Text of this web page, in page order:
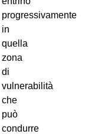
progressivamente
in
quella
zona
di
vulnerabilità
che
può
condurre